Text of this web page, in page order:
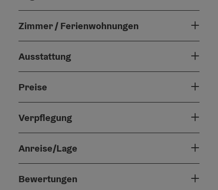
Zimmer / Ferienwohnungen
Ausstattung
Preise
Verpflegung
Anreise/Lage
Bewertungen